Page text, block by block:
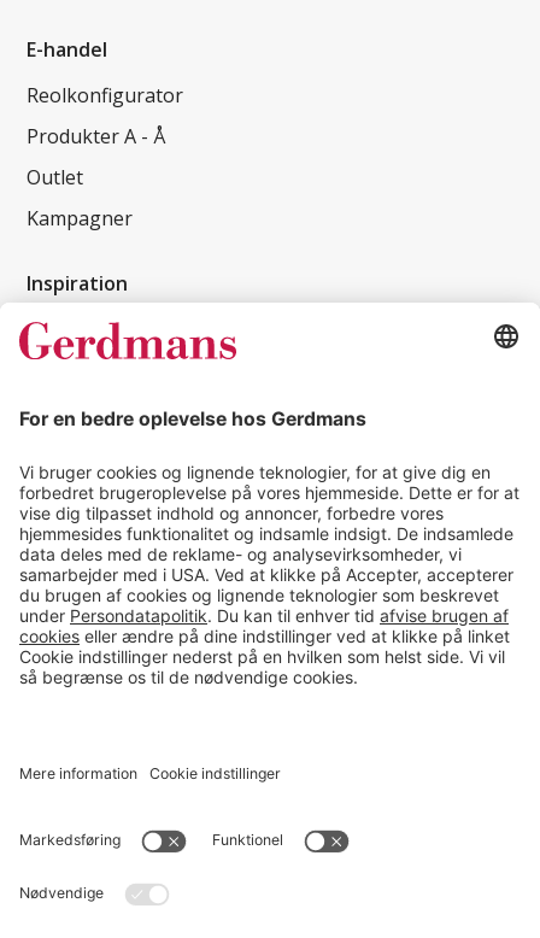
E-handel
Reolkonfigurator
Produkter A - Å
Outlet
Kampagner
Inspiration
Kundereferencer
Tips & guides
Kontakt
salg@gerdmans.dk
49 18 07 07
Salgsafdeling åbningstider
08.00-16.00
© 2026 Gerdmans Kontor- & Lagerudstyr A/S Alle priser er ekskl.
Cookie indstillinger